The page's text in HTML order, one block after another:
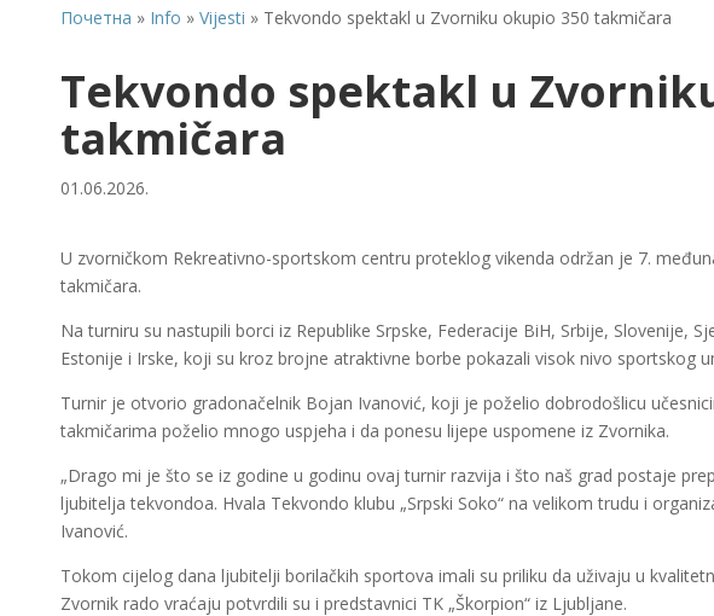
Почетна » Info » Vijesti » Tekvondo spektakl u Zvorniku okupio 350 takmičara
Tekvondo spektakl u
takmičara
01.06.2026.
U zvorničkom Rekreativno-sportskom centru proteklog vikenda održan je 7.
takmičara.
Na turniru su nastupili borci iz Republike Srpske, Federacije BiH, Srbije, Slovenije,
Estonije i Irske, koji su kroz brojne atraktivne borbe pokazali visok nivo sportskog
Turnir je otvorio gradonačelnik Bojan Ivanović, koji je poželio dobrodošlicu
takmičarima poželio mnogo uspjeha i da ponesu lijepe uspomene iz Zvornika.
„Drago mi je što se iz godine u godinu ovaj turnir razvija i što naš grad postaje
ljubitelja tekvondoa. Hvala Tekvondo klubu „Srpski Soko“ na velikom trudu i
Ivanović.
Tokom cijelog dana ljubitelji borilačkih sportova imali su priliku da uživaju u
Zvornik rado vraćaju potvrdili su i predstavnici TK „Škorpion“ iz Ljubljane.